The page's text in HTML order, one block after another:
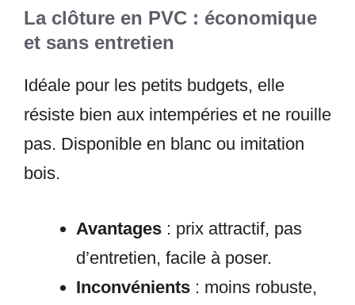
La clôture en PVC : économique
et sans entretien
Idéale pour les petits budgets, elle
résiste bien aux intempéries et ne rouille
pas. Disponible en blanc ou imitation
bois.
Avantages : prix attractif, pas
d’entretien, facile à poser.
Inconvénients : moins robuste,